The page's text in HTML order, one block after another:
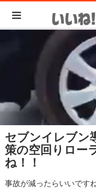
セブンイレブン
策の空回りロー
ね！！
事故が減ったらいいです